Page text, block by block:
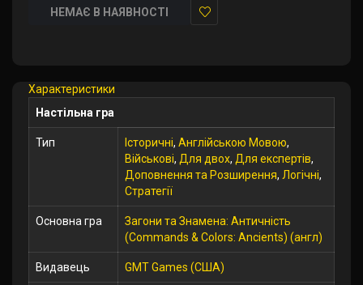
НЕМАЄ В НАЯВНОСТІ
Характеристики
Настільна гра
Тип Історичні, Англійською Мовою,
Військові, Для двох, Для експертів,
Доповнення та Розширення, Логічні,
Стратегії
Основна гра
Загони та Знамена: Античність
(Commands & Colors: Ancients) (англ)
Видавець GMT Games (США)